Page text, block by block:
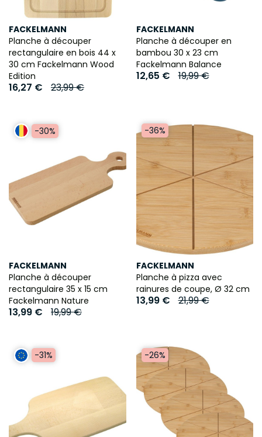
FACKELMANN
Planche à découper
rectangulaire en bois 44 x
30 cm Fackelmann Wood
Edition
16,27 € 23,99 €
FACKELMANN
Planche à découper en
bambou 30 x 23 cm
Fackelmann Balance
12,65 € 19,99 €
-30%
FACKELMANN
Planche à découper
rectangulaire 35 x 15 cm
Fackelmann Nature
13,99 € 19,99 €
-36%
FACKELMANN
Planche à pizza avec
rainures de coupe, Ø 32 cm
13,99 € 21,99 €
-31% -26%